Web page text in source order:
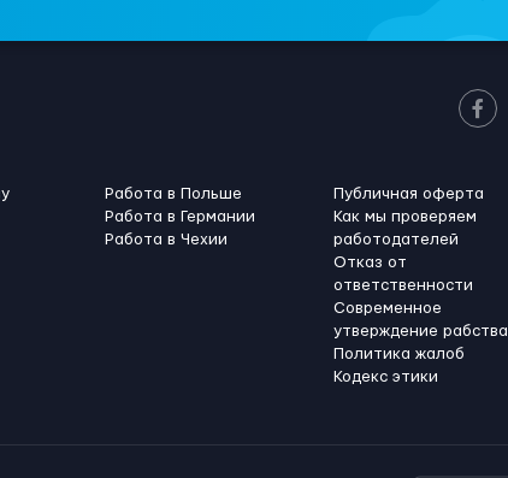
Работа в Польше
Работа в Германии
Работа в Чехии
Публичная оферта
Как мы проверяем
работодателей
Отказ от
ответственности
Современное
утверждение рабства
Политика жалоб
Кодекс этики